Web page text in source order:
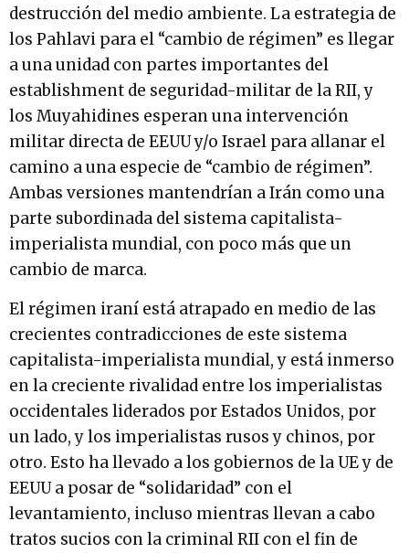
destrucción del medio ambiente. La estrategia de
los Pahlavi para el “cambio de régimen” es llegar
a una unidad con partes importantes del
establishment de seguridad-militar de la RII, y
los Muyahidines esperan una intervención
militar directa de EEUU y/o Israel para allanar el
camino a una especie de “cambio de régimen”.
Ambas versiones mantendrían a Irán como una
parte subordinada del sistema capitalista-
imperialista mundial, con poco más que un
cambio de marca.
El régimen iraní está atrapado en medio de las
crecientes contradicciones de este sistema
capitalista-imperialista mundial, y está inmerso
en la creciente rivalidad entre los imperialistas
occidentales liderados por Estados Unidos, por
un lado, y los imperialistas rusos y chinos, por
otro. Esto ha llevado a los gobiernos de la UE y de
EEUU a posar de “solidaridad” con el
levantamiento, incluso mientras llevan a cabo
tratos sucios con la criminal RII con el fin de